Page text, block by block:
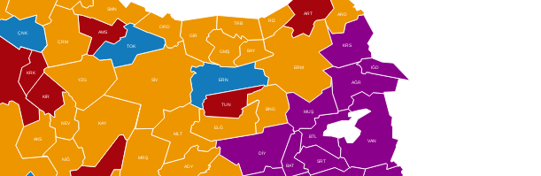
ADY
AĞR
AMS
ART
BNG
BTL
ÇNK
ÇRM
DİY
ELĞ
ERN
ERM
GİR
GMŞ
KRS
KAY
KIR
MLT
MRŞ
MUŞ
NEV
NİĞ
ORD
RİZ
SMN
SRT
SİV
TOK
TRB
TUN
VAN
YZG
AKS
BAY
KRK
BAT
ARD
IĞD